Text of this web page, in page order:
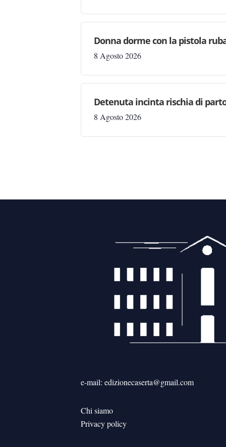
Donna dorme con la pistola
8 Agosto 2026
Detenuta incinta rischia di
8 Agosto 2026
e-mail: edizionecaserta@gmail.com
Chi siamo
Privacy policy